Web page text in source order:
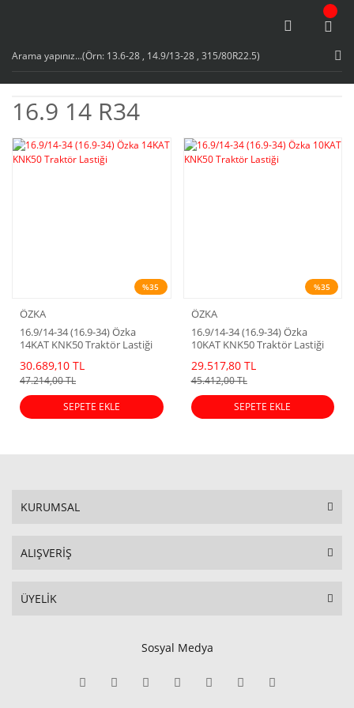
16.9 14 R34
%35
ÖZKA
16.9/14-34 (16.9-34) Özka
14KAT KNK50 Traktör Lastiği
30.689,10 TL
47.214,00 TL
SEPETE EKLE
%35
ÖZKA
16.9/14-34 (16.9-34) Özka
10KAT KNK50 Traktör Lastiği
29.517,80 TL
45.412,00 TL
SEPETE EKLE
KURUMSAL
ALIŞVERİŞ
ÜYELİK
Sosyal Medya